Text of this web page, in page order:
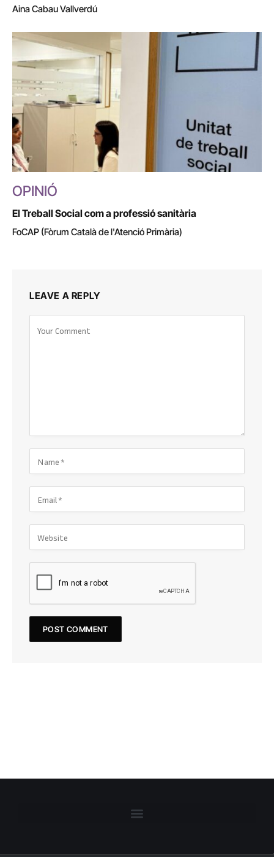
Aina Cabau Vallverdú
OPINIÓ
El Treball Social com a professió sanitària
FoCAP (Fòrum Català de l'Atenció Primària)
LEAVE A REPLY